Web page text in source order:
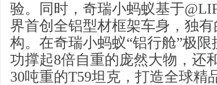
验。同时，奇瑞小蚂蚁基于
界首创全铝型材框架车身，独
构。在奇瑞小蚂蚁“铝行舱”极
功撑起8倍自重的庞然大物，还
30吨重的T59坦克，打造全球精